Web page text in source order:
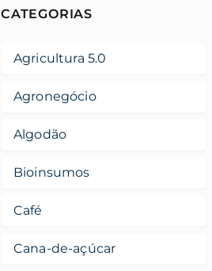
CATEGORIAS
Agricultura 5.0
Agronegócio
Algodão
Bioinsumos
Café
Cana-de-açúcar